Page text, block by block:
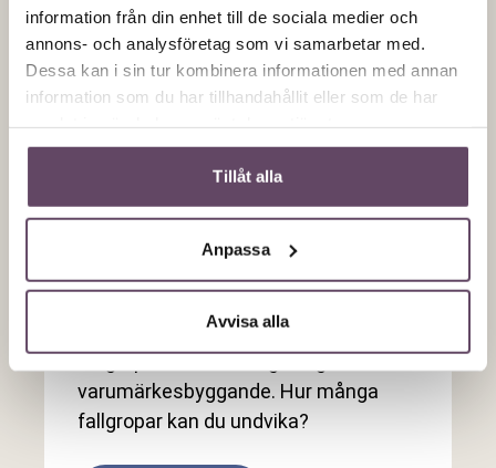
information från din enhet till de sociala medier och
annons- och analysföretag som vi samarbetar med.
Dessa kan i sin tur kombinera informationen med annan
information som du har tillhandahållit eller som de har
Tillåt alla
Anpassa
Avvisa alla
6 fallgropar när du bygger
Dags att stärka varumärket, det kan
där vi går igenom sex vanliga
fallgropar och misstag kring
varumärkesbyggande. Hur många
fallgropar kan du undvika?